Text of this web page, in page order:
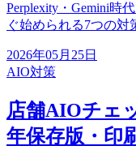
Perplexity・Gemini時
ぐ始められる7つの対
2026年05月25日
AIO対策
店舗AIOチェ
年保存版・印